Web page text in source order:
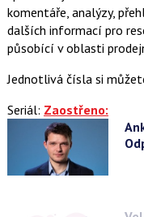
komentáře, analýzy,
dalších informací pro
působící v oblasti
Jednotlivá čísla si
Seriál: Zaostřeno: